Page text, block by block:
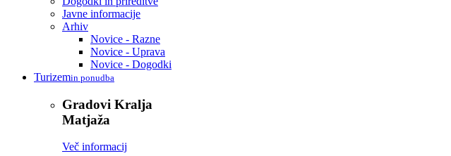
Javne informacije
Arhiv
Novice - Razne
Novice - Uprava
Novice - Dogodki
Turizemin ponudba
Gradovi Kralja
Matjaža
Več informacij